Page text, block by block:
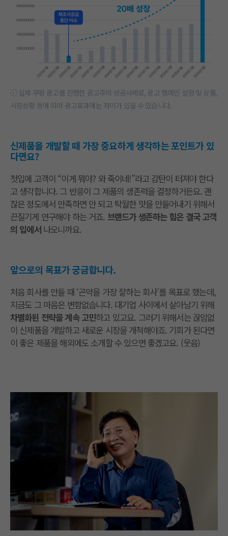
ⓘ 실제 쿠팡 광고를 진행한 광고주의 성공사례로, 광고 캠페인 설정 및 상품,
시장상황 등에 따라 광고효과에는 차이가 있을 수 있습니다.
신제품을 개발할 때 가장 중요하게 생각하는 포인트가 있
다면요?
첫입에 고객이 “이게 뭐야? 와 죽이네!”라고 감탄이 터져야 한다
고 생각합니다. 그 반응이 그 제품의 생존력을 결정하거든요. 괜
찮은 정도에서 만족하면 안 되고 탁월한 맛을 만들어내기 위해서
끈질기게 연구해야 하는 거죠. 브랜드가 생존하는 힘은 결국 고객
의 입에서나오니까요.
앞으로의 목표가 궁금합니다.
처음 회사를 만들 때 ‘곤약을 가장 잘하는 회사’를 목표로 했는데,
지금도 그 마음은 변함없습니다. 대기업 사이에서 살아남기 위해
차별화된 전략을 계속 고민하고 있고요. 그러기 위해서는 끊임없
이 신제품을 개발하고 새로운 시장을 개척해야죠. 기회가 된다면
이 좋은 제품을 해외에도 소개할 수 있으면 좋겠고요. (웃음)